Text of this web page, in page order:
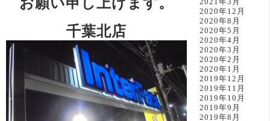
2020年12月
2020年8月
2020年5月
2020年4月
2020年3月
2020年2月
2020年1月
2019年12月
2019年11月
2019年10月
2019年9月
2019年8月
千葉北店